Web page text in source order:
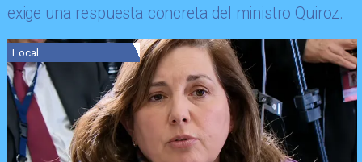
exige una respuesta concreta del ministro Quiroz.
Local